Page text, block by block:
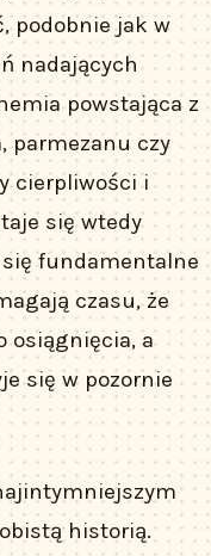
podobnie jak w
nadających
powstająca z
parmezanu czy
cierpliwości i
się wtedy
fundamentalne
czasu, że
osiągnięcia, a
się w pozornie
historią.